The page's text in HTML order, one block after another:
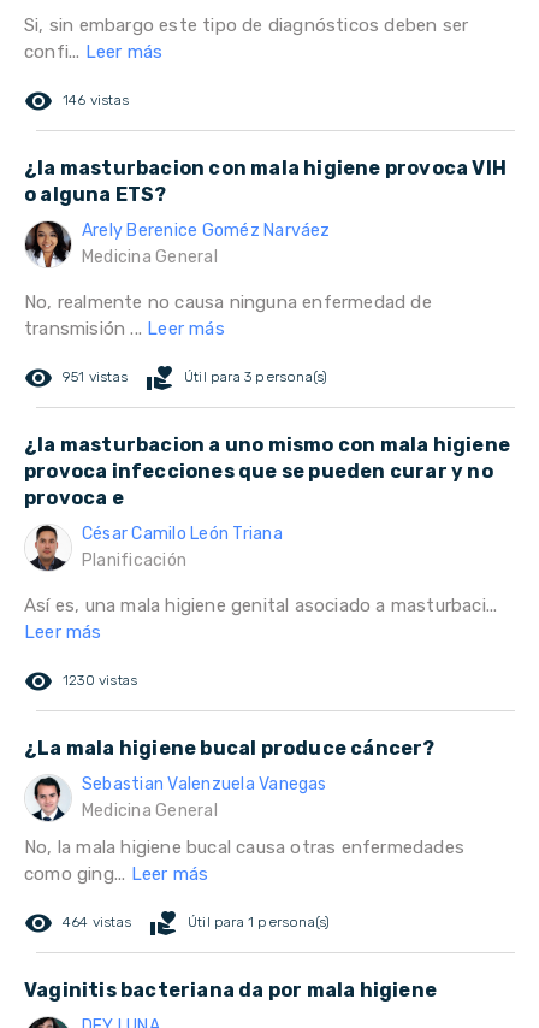
Si, sin embargo este tipo de diagnósticos deben ser
confi... Leer más
remove_red_eye 146 vistas
¿la masturbacion con mala higiene provoca VIH
o alguna ETS?
Arely Berenice Goméz Narváez
Medicina General
No, realmente no causa ninguna enfermedad de
transmisión ... Leer más
remove_red_eye 951 vistas volunteer_activism Útil para 3 persona(s)
¿la masturbacion a uno mismo con mala higiene
provoca infecciones que se pueden curar y no
provoca e
César Camilo León Triana
Planificación
Así es, una mala higiene genital asociado a masturbaci...
Leer más
remove_red_eye 1230 vistas
¿La mala higiene bucal produce cáncer?
Sebastian Valenzuela Vanegas
Medicina General
No, la mala higiene bucal causa otras enfermedades
como ging... Leer más
remove_red_eye 464 vistas volunteer_activism Útil para 1 persona(s)
Vaginitis bacteriana da por mala higiene